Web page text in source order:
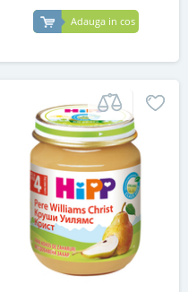
Adauga in cos